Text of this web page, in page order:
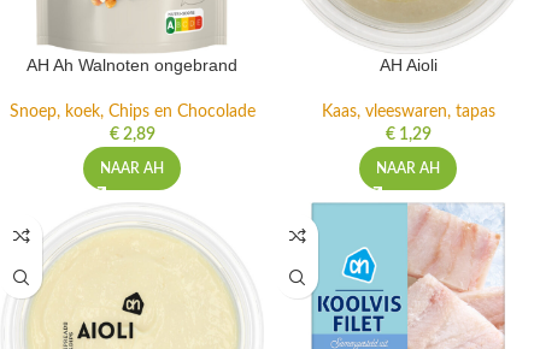
AH Ah Walnoten ongebrand
Snoep, koek, Chips en Chocolade
€2,89
NAAR AH
AH Aioli
Kaas, vleeswaren, tapas
€1,29
NAAR AH